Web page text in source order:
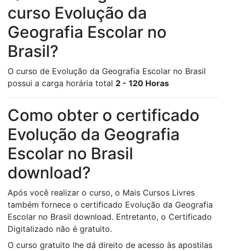
curso Evolução da
Geografia Escolar no
Brasil?
O curso de Evolução da Geografia Escolar no Brasil
possui a carga horária total 2 - 120 Horas
Como obter o certificado
Evolução da Geografia
Escolar no Brasil
download?
Após você realizar o curso, o Mais Cursos Livres
também fornece o certificado Evolução da Geografia
Escolar no Brasil download. Entretanto, o Certificado
Digitalizado não é gratuito.
O curso gratuito lhe dá direito de acesso às apostilas